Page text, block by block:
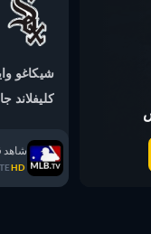
شيكاغو
كليفلاند
شاهد
HD